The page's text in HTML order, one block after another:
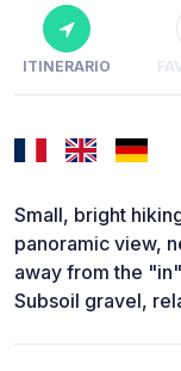
ITINERARIO
Small, bright
panoramic view,
away from the
Subsoil gravel,